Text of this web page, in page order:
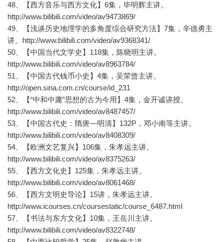
48、【西方音乐与西方文化】6集，毕明辉主讲。
http://www.bilibili.com/video/av9473869/
49、【浅谈历史地理学的多角度综合研究方法】7集，辛德勇主
讲。http://www.bilibili.com/video/av9368341/
50、【中国当代文学史】118集，陈晓明主讲。
http://www.bilibili.com/video/av8963784/
51、【中国古代钱币小史】4集，吴荣曾主讲。
http://open.sina.com.cn/course/id_231
52、【“中和中庸”思想的古为今用】4集，金开诚讲授。
http://www.bilibili.com/video/av8487457/
53、【中国古代史：隋唐—明清】132P，邓小南等主讲。
http://www.bilibili.com/video/av8408309/
54、【欧洲文艺复兴】106集，朱孝远主讲。
http://www.bilibili.com/video/av8375263/
55、【西方文化史】125集，朱孝远主讲。
http://www.bilibili.com/video/av8061468/
56、【西方文明史导论】15讲，朱孝远主讲。
http://www.icourses.cn/coursestatic/course_6487.html
57、【书法与东方文化】10集，王岳川主讲。
http://www.bilibili.com/video/av8322748/